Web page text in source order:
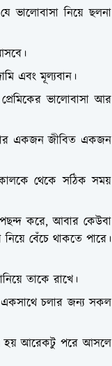
ভালোবাসা নিয়ে ছলনা
এবং মূল্যবান।
ভালোবাসা আর
একজন জীবিত একজন
থেকে সঠিক সময়
করে, আবার কেউবা
বেঁচে থাকতে পারে।
তাকে রাখে।
একসাথে চলার জন্য সকল
হয় আরেকটু পরে আসলে